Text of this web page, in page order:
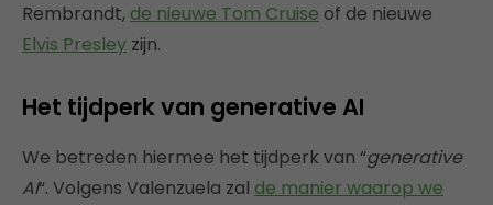
Rembrandt, de nieuwe Tom Cruise of de nieuwe
Elvis Presley zijn.
Het tijdperk van generative AI
We betreden hiermee het tijdperk van “generative
AI“. Volgens Valenzuela zal de manier waarop we